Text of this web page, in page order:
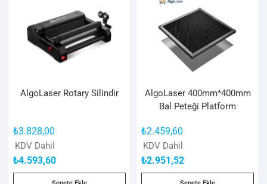
AlgoLaser Rotary Silindir
₺3.828,00
KDV Dahil
₺4.593,60
AlgoLaser 400mm*400mm
Bal Peteği Platform
₺2.459,60
KDV Dahil
₺2.951,52